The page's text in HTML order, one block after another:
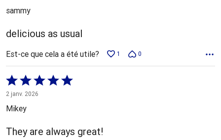
sammy
delicious as usual
Est-ce que cela a été utile? 1 0
Coté
5 sur
5
2 janv. 2026
Mikey
They are always great!